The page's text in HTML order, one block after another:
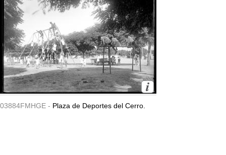
03884FMHGE - Plaza de Deportes del Cerro.